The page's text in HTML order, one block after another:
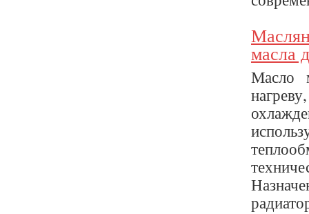
масла
Масло